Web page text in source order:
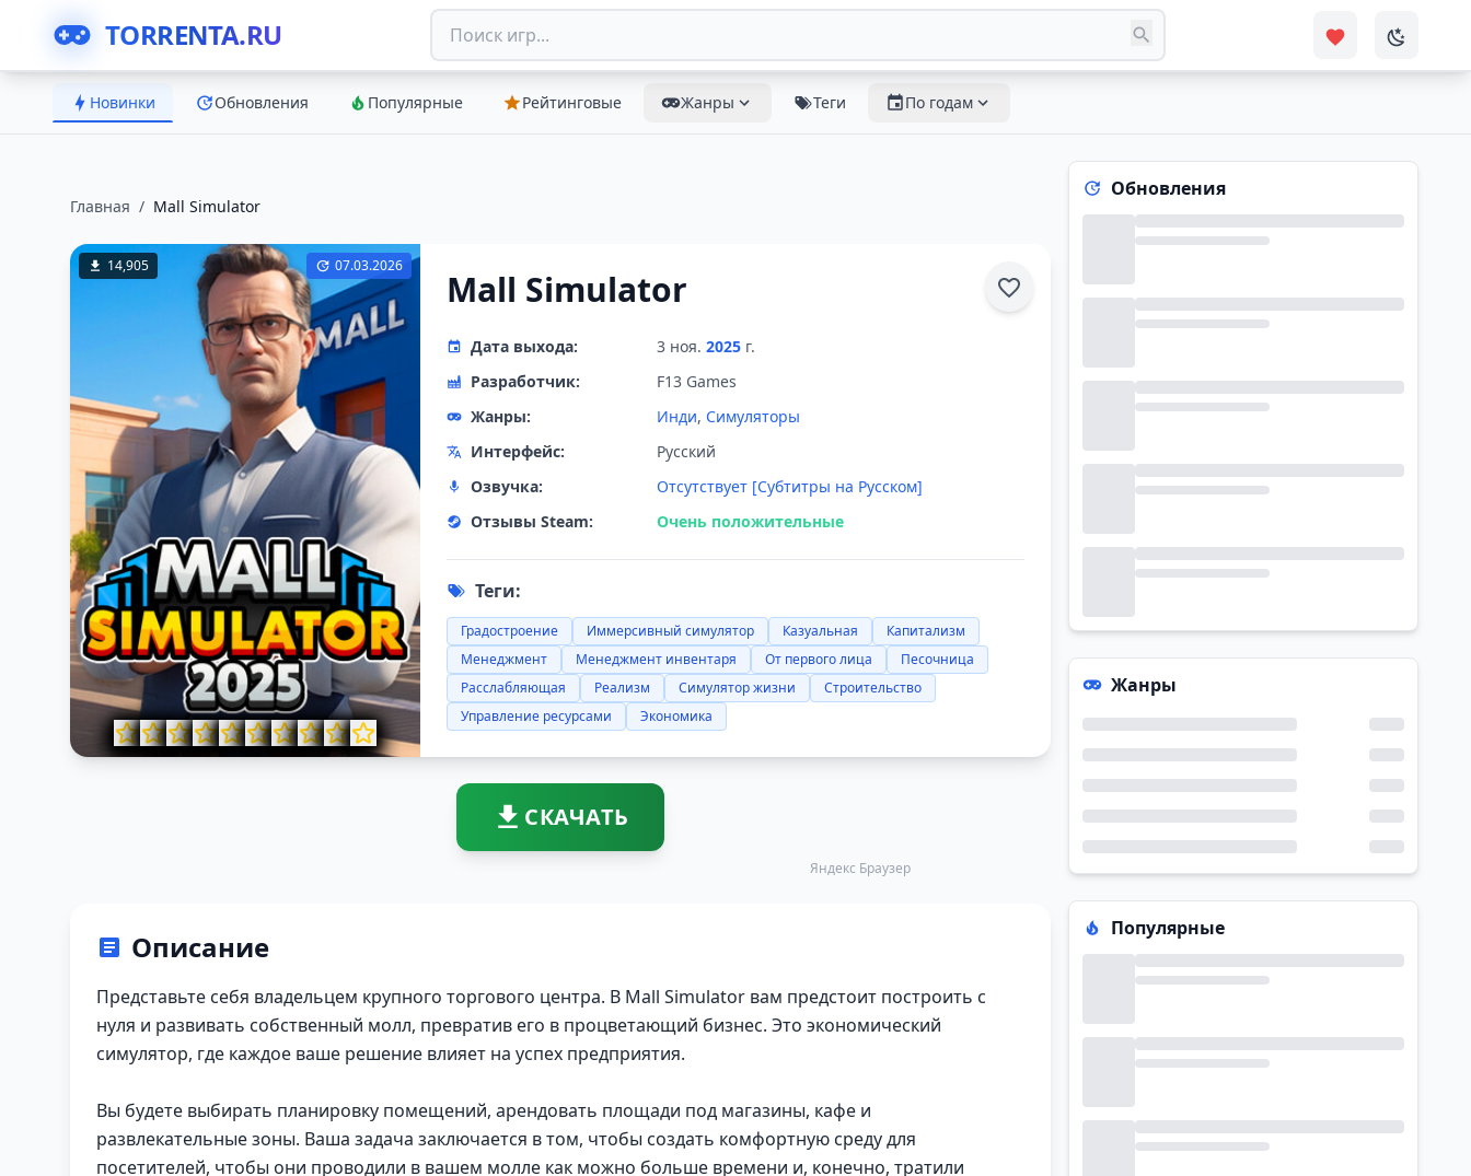
TORRENTA.RU
Новинки Обновления Популярные Рейтинговые Жанры Теги По годам
Главная / Mall Simulator
14,905 07.03.2026
Mall Simulator
Дата выхода: 3 ноя. 2025 г.
Разработчик:
F13 Games
Жанры:
Инди, Симуляторы
Интерфейс:
Русский
Озвучка:
Отсутствует [Субтитры на Русском]
Отзывы Steam:
Очень положительные
Теги:
Градостроение Иммерсивный симулятор Казуальная
Капитализм
Менеджмент
Менеджмент инвентаря От первого лица
Песочница
Расслабляющая
Реализм Симулятор жизни
Строительство
Управление ресурсами
Экономика
СКАЧАТЬ
Яндекс Браузер
Описание
Представьте себя владельцем крупного торгового центра. В Mall Simulator вам предстоит построить с
нуля и развивать собственный молл, превратив его в процветающий бизнес. Это экономический
симулятор, где каждое ваше решение влияет на успех предприятия.
Вы будете выбирать планировку помещений, арендовать площади под магазины, кафе и
развлекательные зоны. Ваша задача заключается в том, чтобы создать комфортную среду для
посетителей, чтобы они проводили в вашем молле как можно больше времени и, конечно, тратили
Обновления
Жанры
Популярные